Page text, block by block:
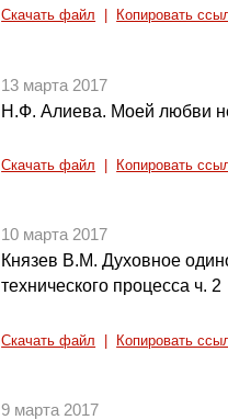
Скачать файл Копировать
13 марта 2017
Н.Ф. Алиева. Моей любви
Скачать файл Копировать
10 марта 2017
Князев В.М. Духовное
технического процесса ч. 2
Скачать файл Копировать
9 марта 2017